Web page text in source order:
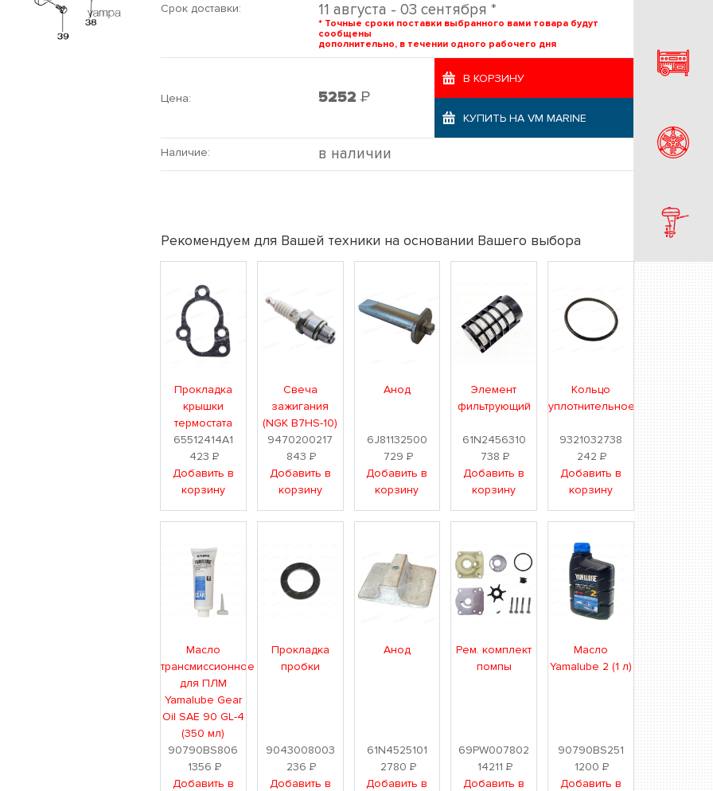
Срок доставки: 11 августа - 03 сентября *
* Точные сроки поставки выбранного вами товара будут
сообщены
дополнительно, в течении одного рабочего дня
Цена: 5252 Р
В КОРЗИНУ
КУПИТЬ НА VM MARINE
Наличие: в наличии
Рекомендуем для Вашей техники на основании Вашего выбора
Прокладка
крышки
термостата
65512414A1
423Р
Добавить в
корзину
Свеча
зажигания
(NGK B7HS-10)
9470200217
843 Р
Добавить в
корзину
Анод
6J81132500
729 Р
Добавить в
корзину
Элемент
фильтрующий
61N2456310
738 Р
Добавить в
корзину
Кольцо
уплотнительное
9321032738
242Р
Добавить в
корзину
Масло
трансмиссионное
для ПЛМ
Yamalube Gear
Oil SAE 90 GL-4
(350 мл)
90790BS806
1356 Р
Добавить в
Прокладка
пробки
9043008003
236 Р
Добавить в
Анод
61N4525101
2780 Р
Добавить в
Рем. комплект
помпы
69PW007802
14211 Р
Добавить в
Масло
Yamalube 2 (1 л)
90790BS251
1200Р
Добавить в